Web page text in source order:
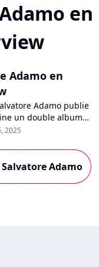
en
Adamo en
Adamo publie
un double album
nèfles et des
sur ses ennuis
petite fille Lily, la "Star
ou la fin de sa carrière.
2025
Adamo